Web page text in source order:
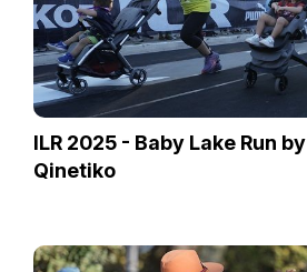
ILR 2025 - Baby Lake Run by
Qinetiko